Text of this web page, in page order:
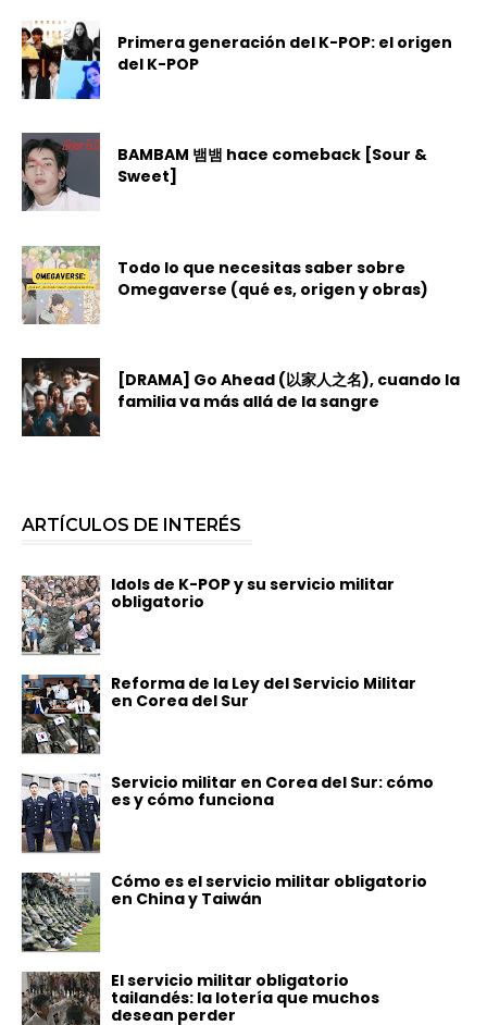
Primera generación del K-POP: el origen
del K-POP
BAMBAM 뱀뱀 hace comeback [Sour &
Sweet]
Todo lo que necesitas saber sobre
Omegaverse (qué es, origen y obras)
[DRAMA] Go Ahead (以家人之名), cuando la
familia va más allá de la sangre
ARTÍCULOS DE INTERÉS
Idols de K-POP y su servicio militar
obligatorio
Reforma de la Ley del Servicio Militar
en Corea del Sur
Servicio militar en Corea del Sur: cómo
es y cómo funciona
Cómo es el servicio militar obligatorio
en China y Taiwán
El servicio militar obligatorio
tailandés: la lotería que muchos
desean perder